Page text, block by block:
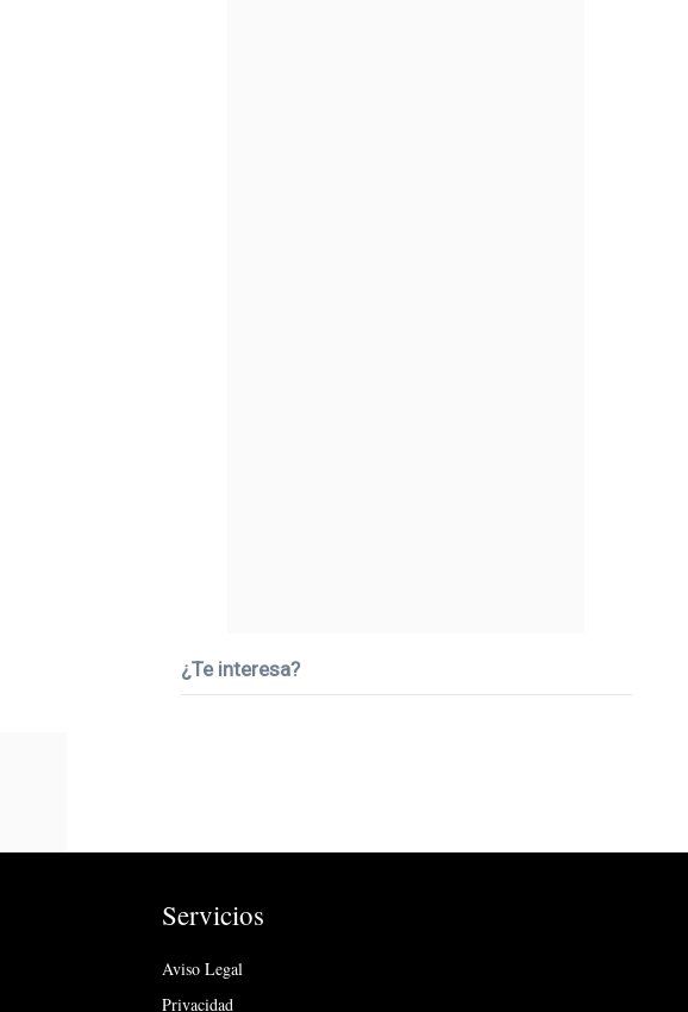
¿Te interesa?
Servicios
Aviso Legal
Privacidad